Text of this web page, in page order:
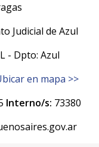
Judicial de Azul
- Dpto: Azul
en mapa >>
Interno/s: 73380